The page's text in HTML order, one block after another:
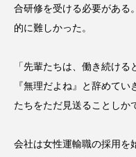
合研修を受ける必要がある
的に難しかった。
「先輩たちは、働き続け
『無理だよね』と辞めて
たちをただ見送ることしか
会社は女性運輸職の採用を